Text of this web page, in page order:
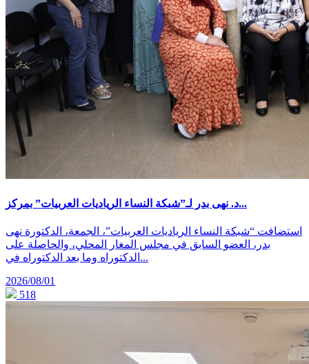
د. نهى بدر لـ”شبكة النساء الرياديات العربيات” بمركز...
استضافت “شبكة النساء الرياديات العربيات”، الجمعة، الدكتورة نهى
بدر، العضو السابق في مجلس المغار المحلي، والحاصلة على
الدكتوراه وما بعد الدكتوراه في...
2026/08/01
518